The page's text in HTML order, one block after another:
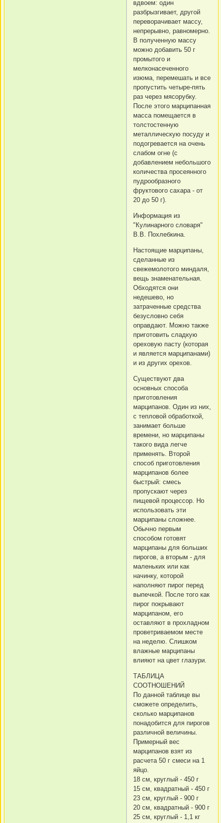
вдвоем: один
разбрызгивает, другой
переворачивает массу,
непрерывно, равномерно.
В полученную массу
можно добавить 50 г
промытого и
мелконасеченного
изюма, перемешать и все
пропустить четыре-пять
раз через мясорубку.
После этого марципанная
масса помещается в
толстостенную
металлическую посуду и
подогревается на очень
слабом огне (с
добавлением небольшого
количества просеянного
пудрообразного
фруктового сахара - от
20 до 50 г).
Информация из
"Кулинарного словаря"
В.В. Похлебкина.
Настоящие марципаны,
сделанные из
свежемолотого миндаля,
вещь знаменательная.
Обходятся они
недешево, но
затраченные средства
безусловно себя
оправдают. Можно также
приготовить сладкую
ореховую пасту (которая
и является марципанами)
и из других орехов.
Существуют два
основных способа
приготовления
марципанов. Один из них,
с тепловой обработкой,
занимает больше
времени, но марципаны
такого вида легче
применять. Второй
способ приготовления
марципанов более
быстрый: смесь
пропускают через
пищевой процессор. Но
использовать эти
марципаны сложнее.
Обычно первым
способом готовят
марципаны для больших
пирогов, а вторым - для
маленьких или как
начинку, которой
наполняют пирог перед
выпечкой. После того как
пирог покрывают
марципаном, его
оставляют в прохладном
проветриваемом месте
на неделю. Слишком
влажные марципаны
влияют на цвет глазури.
ТАБЛИЦА
СООТНОШЕНИЙ
По данной таблице вы
сможете определить,
сколько марципанов
понадобится для пирогов
различной величины.
Примерный вес
марципанов взят из
расчета 50 г смеси на 1
яйцо.
18 см, круглый - 450 г
15 см, квадратный - 450 г
23 см, круглый - 900 г
20 см, квадратный - 900 г
25 см, круглый - 1,1 кг